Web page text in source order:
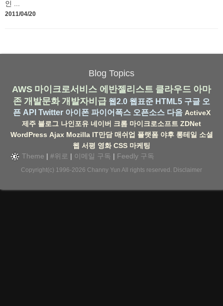
인 ...
2011/04/20
Blog Topics
AWS 마이크로서비스 에반젤리스트 클라우드 아마
존 개발문화 개발자비급 웹2.0 웹표준 HTML5 구글 오
픈 API Twitter 아이폰 파이어폭스 오픈소스 다음 ActiveX
제주 블로그 나인포유 네이버 크롬 마이크로소프트 ZDNet
WordPress Ajax Mozilla IT만담 매쉬업 플랫폼 야후 롱테일 소셜
웹 서평 영화 CSS 마케팅
Theme | #위로 | 이메일 구독 | Feedly 구독
Copyright(c) 1996-2026 Channy Yun All rights reserved. Disclaimer